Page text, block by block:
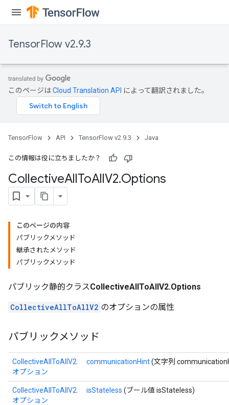
TensorFlow v2.9.3
このページはCloud Translation API によって翻訳されました。
TensorFlow API TensorFlow v2.9.3 Java
この情報は役に立ちましたか？
CollectiveAllToAllV2.Options
このページの内容
パブリックメソッド
継承されたメソッド
パブリックメソッド
パブリック静的クラスCollectiveAllToAllV2.Options
CollectiveAllToAllV2 のオプションの属性
パブリックメソッド
CollectiveAllToAllV2.
オプション
communicationHint(文字列
CollectiveAllToAllV2.
オプション
isStateless (ブール値 isStateless)